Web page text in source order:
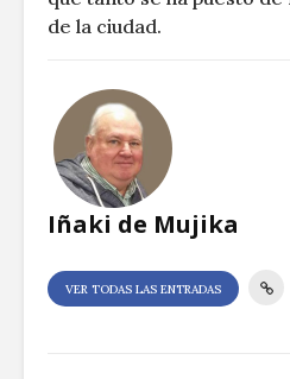
de la ciudad.
Iñaki de Mujika
VER TODAS LAS ENTRADAS